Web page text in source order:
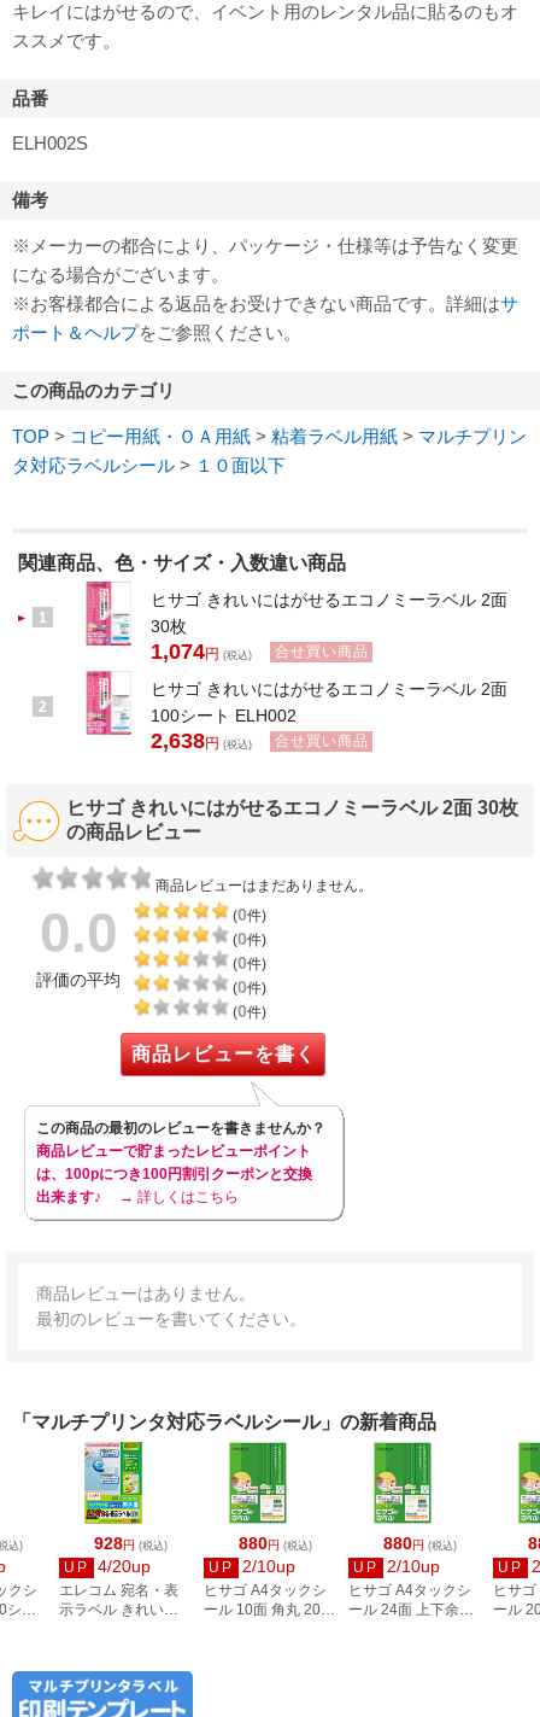
キレイにはがせるので、イベント用のレンタル品に貼るのもオ
ススメです。
品番
ELH002S
備考
※メーカーの都合により、パッケージ・仕様等は予告なく変更
になる場合がございます。
※お客様都合による返品をお受けできない商品です。詳細はサ
ポート＆ヘルプをご参照ください。
この商品のカテゴリ
TOP > コピー用紙・ＯＡ用紙 > 粘着ラベル用紙 > マルチプリン
タ対応ラベルシール > １０面以下
関連商品、色・サイズ・入数違い商品
1
ヒサゴ きれいにはがせるエコノミーラベル 2面
30枚
1,074円 (税込) 合せ買い商品
2
ヒサゴ きれいにはがせるエコノミーラベル 2面
100シート ELH002
2,638円 (税込) 合せ買い商品
ヒサゴ きれいにはがせるエコノミーラベル 2面 30枚
の商品レビュー
商品レビューはまだありません。
0.0
評価の平均
(0件)
(0件)
(0件)
(0件)
(0件)
商品レビューを書く
この商品の最初のレビューを書きませんか？
商品レビューで貯まったレビューポイント
は、100pにつき100円割引クーポンと交換
出来ます♪
→ 詳しくはこちら
商品レビューはありません。
最初のレビューを書いてください。
「マルチプリンタ対応ラベルシール」の新着商品
928円 (税込)
UP 4/20up
エレコム 宛名・表
示ラベル きれい貼
880円 (税込)
UP 2/10up
ヒサゴ A4タックシ
ール 10面 角丸 20シ
880円 (税込)
UP 2/10up
ヒサゴ A4タックシ
ール 24面 上下余白
UP
ヒサ
ール
込)
クシ
ー